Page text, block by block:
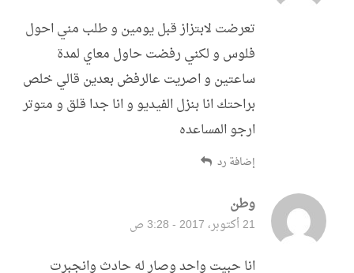
تعرضت لابتزاز قبل يومين و طلب مني احول
فلوس و لكني رفضت حاول معاي لمدة
ساعتين و اصريت عالرفض بعدين قالي خلص
براحتك انا بنزل الفيديو و انا جدا قلق و متوتر
ارجو المساعده
وطن قال:
21 أكتوبر، 2017 - 3:28 ص
انا حبيت واحد وصار له حادث وانجبرت